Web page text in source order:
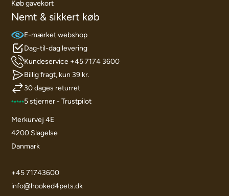
Køb gavekort
Nemt & sikkert køb
E-mærket webshop
Dag-til-dag levering
Kundeservice +45 7174 3600
Billig fragt, kun 39 kr.
30 dages returret
5 stjerner - Trustpilot
Merkurvej 4E
4200 Slagelse
Danmark
+45 71743600
info@hooked4pets.dk